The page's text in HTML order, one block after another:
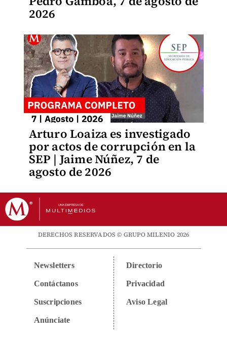
2026
Arturo Loaiza es investigado
por actos de corrupción en la
SEP | Jaime Núñez, 7 de
agosto de 2026
DERECHOS RESERVADOS © GRUPO MILENIO 2026
Newsletters
Contáctanos
Suscripciones
Anúnciate
Directorio
Privacidad
Aviso Legal